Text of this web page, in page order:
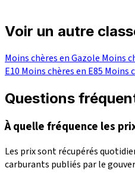
Voir un autre
Moins chères en Gazole Moins
E10 Moins chères en E85 Moins
Questions
À quelle fréquence les
Les prix sont récupérés
carburants publiés par le